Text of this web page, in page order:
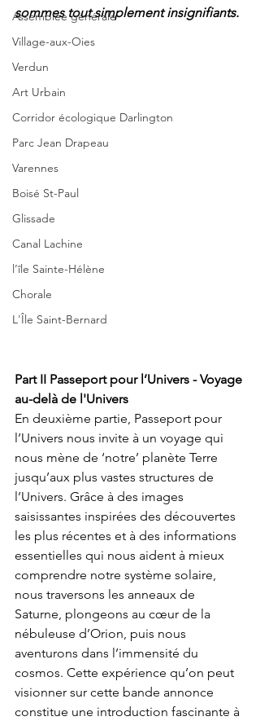
Assemblée générale
Village-aux-Oies
Verdun
Art Urbain
Corridor écologique Darlington
Parc Jean Drapeau
Varennes
Boisé St-Paul
Glissade
Canal Lachine
l’île Sainte-Hélène
Chorale
L'Île Saint-Bernard
sommes tout simplement insignifiants.
Part II Passeport pour l’Univers - Voyage
au-delà de l'Univers
En deuxième partie, Passeport pour
l’Univers nous invite à un voyage qui
nous mène de ‘notre’ planète Terre
jusqu’aux plus vastes structures de
l’Univers. Grâce à des images
saisissantes inspirées des découvertes
les plus récentes et à des informations
essentielles qui nous aident à mieux
comprendre notre système solaire,
nous traversons les anneaux de
Saturne, plongeons au cœur de la
nébuleuse d’Orion, puis nous
aventurons dans l’immensité du
cosmos. Cette expérience qu’on peut
visionner sur cette bande annonce
constitue une introduction fascinante à